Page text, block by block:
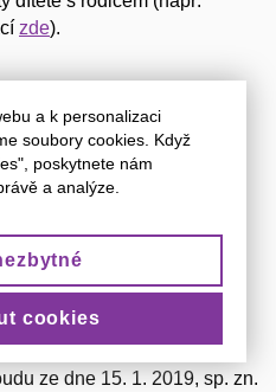
zde).
rovněž Čírtková, L. Děti
a rodina, 2020, č. 11,
ze dne 5. 3. 2020, sp. zn.
ze dne 15. 1. 2019, sp. zn.
a k personalizaci
soubory cookies. Když
poskytnete nám
a analýze.
cookies